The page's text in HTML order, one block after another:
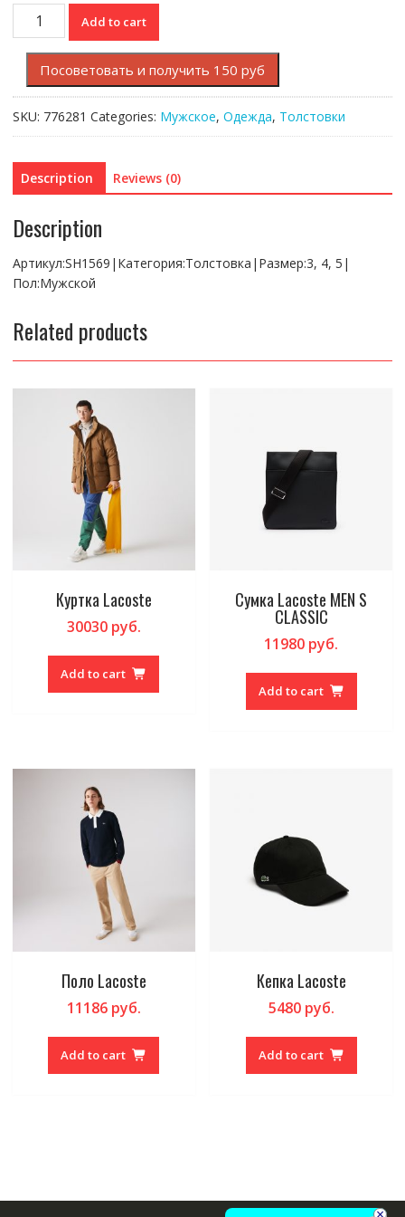
Толстовка
Lacoste
quantity
Add to cart
Посоветовать и получить 150 руб
SKU: 776281 Categories: Мужское, Одежда, Толстовки
Description Reviews (0)
Description
Артикул:SH1569|Категория:Толстовка|Размер:3, 4, 5|
Пол:Мужской
Related products
Куртка Lacoste
30030руб.
Add to cart
Сумка Lacoste MEN S
CLASSIC
11980 руб.
Add to cart
Поло Lacoste
11186руб.
Add to cart
Кепка Lacoste
5480руб.
Add to cart